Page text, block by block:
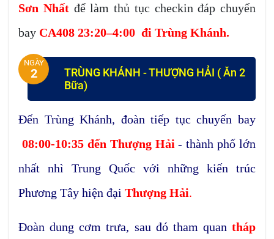
Sơn Nhấtđể làm thủ tục checkin đáp chuyến
bay CA408 23:20–4:00 đi Trùng Khánh.
NGÀY
2
TRÙNG KHÁNH - THƯỢNG HẢI ( Ăn 2
Bữa)
Đến Trùng Khánh, đoàn tiếp tục chuyến bay
08:00-10:35 đến Thượng Hải- thành phố lớn
nhất nhì Trung Quốc với những kiến trúc
Phương Tây hiện đại Thượng Hải.
Đoàn dung cơm trưa, sau đó tham quan tháp